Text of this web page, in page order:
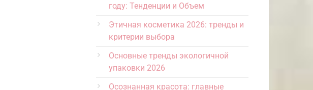
году: Тенденции и Объем
Этичная косметика 2026: тренды и
критерии выбора
Основные тренды экологичной
упаковки 2026
Осознанная красота: главные